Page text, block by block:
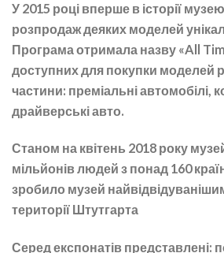
У 2015 році вперше в історії
розпродаж деяких моделей
Програма отримала назву «All
доступних для покупки моделей
частини: преміальні автомобілі,
драйверські авто.
Станом на квітень 2018 року
мільйонів людей з понад 160
зробило музей
території Штутгарта
Серед експонатів представлені: